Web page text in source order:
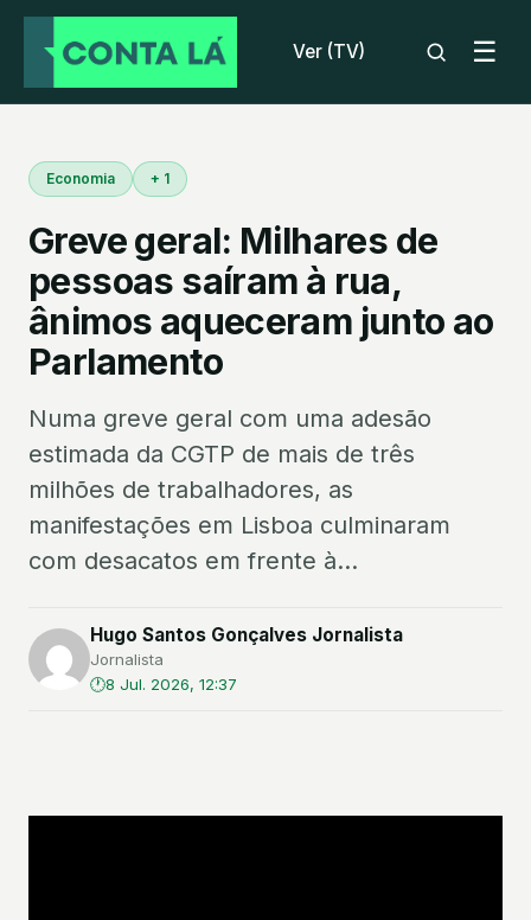
Ver (TV) ☰
Economia + 1
Greve geral: Milhares de
pessoas saíram à rua,
ânimos aqueceram junto ao
Parlamento
Numa greve geral com uma adesão
estimada da CGTP de mais de três
milhões de trabalhadores, as
manifestações em Lisboa culminaram
com desacatos em frente à...
Hugo Santos Gonçalves Jornalista
Jornalista
8 Jul. 2026, 12:37